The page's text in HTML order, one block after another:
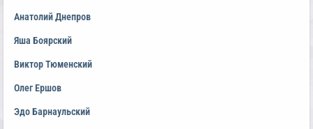
Анатолий Днепров
Яша Боярский
Виктор Тюменский
Олег Ершов
Эдо Барнаульский